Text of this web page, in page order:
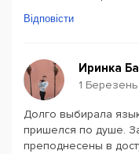
Відповісти
Иринка
1
Долго выбирала
пришелся по душе.
преподнесены в